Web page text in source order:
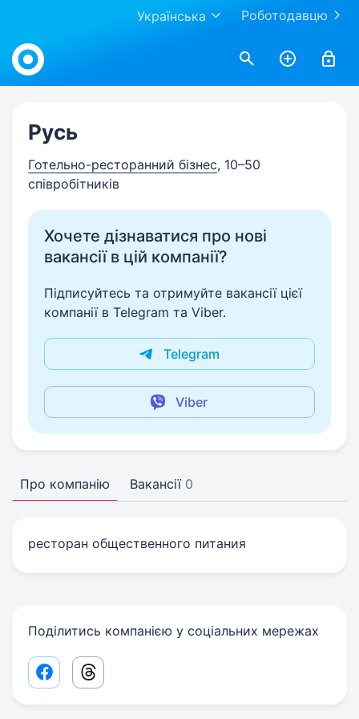
Роботодавцю
Українська
Work.ua
Русь
Готельно-ресторанний бізнес, 10–50
співробітників
Хочете дізнаватися про нові
вакансії в цій компанії?
Підписуйтесь та отримуйте вакансії цієї
компанії в Telegram та Viber.
Telegram
Viber
Про компанію Вакансії 0
ресторан общественного питания
Поділитись компанією у соціальних мережах
Facebook share link
Threads share link